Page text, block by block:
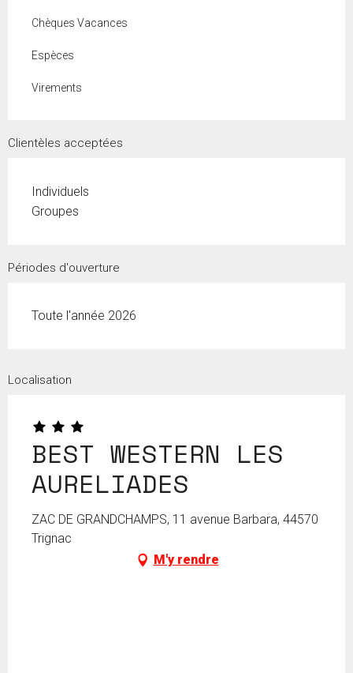
Chèques Vacances
Espèces
Virements
Clientèles acceptées
Individuels
Groupes
Périodes d'ouverture
Toute l'année 2026
Localisation
BEST WESTERN LES
AURELIADES
ZAC DE GRANDCHAMPS, 11 avenue Barbara, 44570
Trignac
M'y rendre